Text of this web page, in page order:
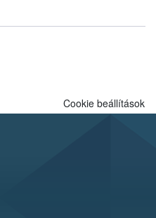
Cookie beállítások